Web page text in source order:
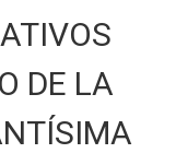
DE LA